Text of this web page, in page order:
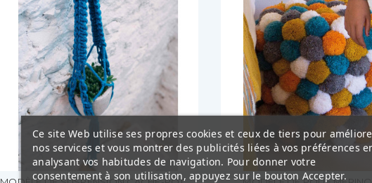
Ce site Web utilise ses propres cookies et ceux de tiers pour
nos services et vous montrer des publicités liées à vos préférences
analysant vos habitudes de navigation. Pour donner votre
consentement à son utilisation, appuyez sur le bouton Accepter.